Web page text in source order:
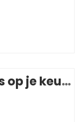
Promotiepakket ‘Trots op je keurmerk’